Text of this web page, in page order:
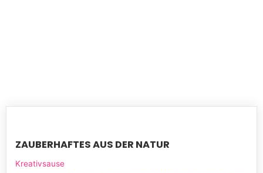
ZAUBERHAFTES AUS DER NATUR
Kreativsause